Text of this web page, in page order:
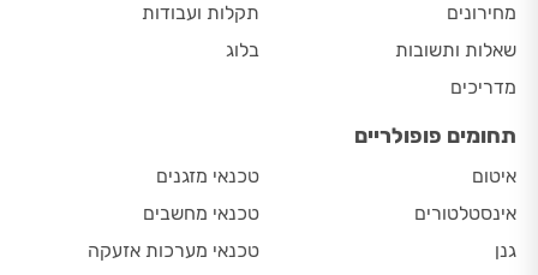
מחירונים
שאלות ותשובות
מדריכים
תקלות ועבודות
בלוג
תחומים פופולריים
איטום
אינסטלטורים
גנן
טכנאי מזגנים
טכנאי מחשבים
טכנאי מערכות אזעקה